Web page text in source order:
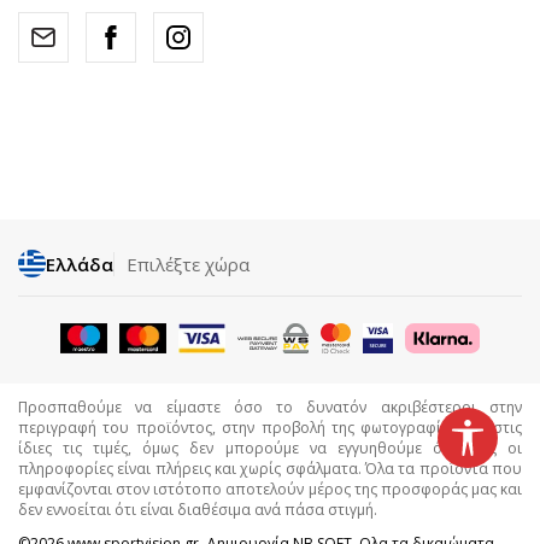
Ελλάδα Επιλέξτε χώρα
Προσπαθούμε να είμαστε όσο το δυνατόν ακριβέστεροι στην
περιγραφή του προϊόντος, στην προβολή της φωτογραφίας και στις
ίδιες τις τιμές, όμως δεν μπορούμε να εγγυηθούμε ότι όλες οι
πληροφορίες είναι πλήρεις και χωρίς σφάλματα. Όλα τα προϊόντα που
εμφανίζονται στον ιστότοπο αποτελούν μέρος της προσφοράς μας και
δεν εννοείται ότι είναι διαθέσιμα ανά πάσα στιγμή.